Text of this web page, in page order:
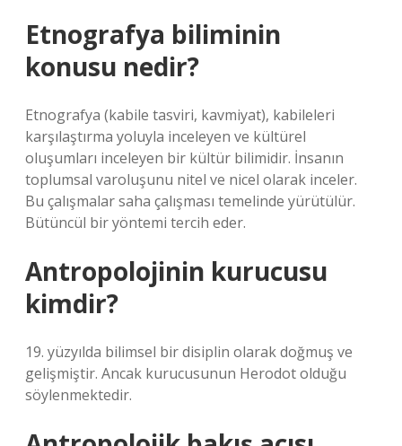
Etnografya biliminin
konusu nedir?
Etnografya (kabile tasviri, kavmiyat), kabileleri
karşılaştırma yoluyla inceleyen ve kültürel
oluşumları inceleyen bir kültür bilimidir. İnsanın
toplumsal varoluşunu nitel ve nicel olarak inceler.
Bu çalışmalar saha çalışması temelinde yürütülür.
Bütüncül bir yöntemi tercih eder.
Antropolojinin kurucusu
kimdir?
19. yüzyılda bilimsel bir disiplin olarak doğmuş ve
gelişmiştir. Ancak kurucusunun Herodot olduğu
söylenmektedir.